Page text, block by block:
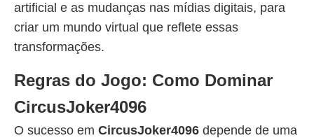
artificial e as mudanças nas mídias digitais, para
criar um mundo virtual que reflete essas
transformações.
Regras do Jogo: Como Dominar
CircusJoker4096
O sucesso em CircusJoker4096 depende de uma